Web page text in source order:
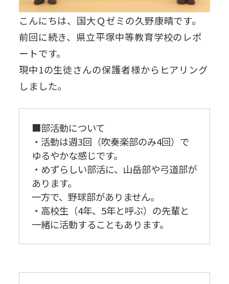
こんにちは、国大Ｑゼミの久野康晴です。
前回に続き、県立平塚中等教育学校のレポ
ートです。
現中1の生徒さんの保護者様からヒアリング
しました。
■部活動について
・活動は週3回（吹奏楽部のみ4回）で
ゆるやかな感じです。
・めずらしい部活に、山岳部や弓道部が
あります。
一方で、野球部がありません。
・高校生（4年、5年と呼ぶ）の先輩と
一緒に活動することもあります。